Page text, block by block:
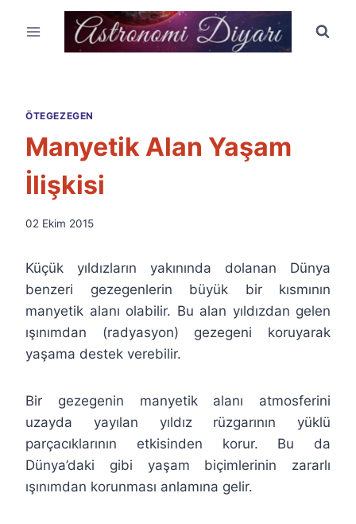
ÖTEGEZEGEN
Manyetik Alan Yaşam
İlişkisi
By
Özyar
02 Ekim 2015
Küçük yıldızların yakınında dolanan Dünya
benzeri gezegenlerin büyük bir kısmının
manyetik alanı olabilir. Bu alan yıldızdan gelen
ışınımdan (radyasyon) gezegeni koruyarak
yaşama destek verebilir.
Bir gezegenin manyetik alanı atmosferini
uzayda yayılan yıldız rüzgarının yüklü
parçacıklarının etkisinden korur. Bu da
Dünya’daki gibi yaşam biçimlerinin zararlı
ışınımdan korunması anlamına gelir.